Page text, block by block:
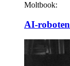
Moltbook:
AI-